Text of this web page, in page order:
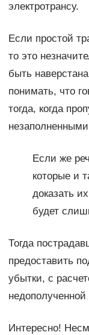
электротрансу.
Если простой
то это
быть
понимать, что
тогда, когда
Если же
которые и
доказать
будет
Тогда
предоставить
убытки, с
Интересно!